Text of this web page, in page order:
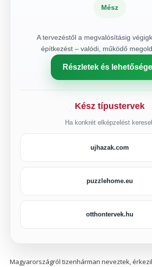
Mész
A tervezéstől a megvalósításig
építkezést – valódi, működő
Részletek és
Kész típustervek
Ha konkrét elképzelést
ujhazak.com
puzzlehome.eu
otthontervek.hu
Magyarországról tizenhárman neveztek,